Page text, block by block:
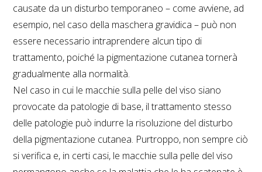
causate da un disturbo temporaneo – come avviene, ad
esempio, nel caso della maschera gravidica – può non
essere necessario intraprendere alcun tipo di
trattamento, poiché la pigmentazione cutanea tornerà
gradualmente alla normalità.
Nel caso in cui le macchie sulla pelle del viso siano
provocate da patologie di base, il trattamento stesso
delle patologie può indurre la risoluzione del disturbo
della pigmentazione cutanea. Purtroppo, non sempre ciò
si verifica e, in certi casi, le macchie sulla pelle del viso